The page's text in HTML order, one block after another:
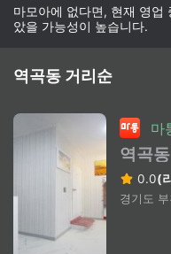
마모아에 없다면, 현재 영업
았을 가능성이 높습니다.
역곡동 거리순
마
역곡동
0.0(
경기도